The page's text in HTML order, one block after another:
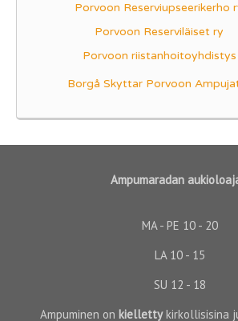
Porvoon Reserviupseerikerho
Porvoon Reserviläiset ry
Porvoon riistanhoitoyhdistys
Borgå Skyttar Porvoon
Ampumaradan aukioloa
MA - PE 10 - 20
LA 10 - 15
SU 12 - 18
Ampuminen on kiellettykirkollisisina